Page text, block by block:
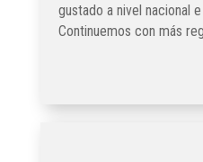
gustado a nivel nacional
Continuemos con más